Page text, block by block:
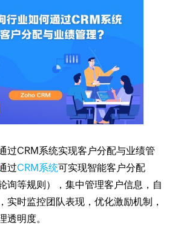
过CRM系统实现客户分配与业绩管
过CRM系统可实现智能客户分配
询等规则），集中管理客户信息，自
实时监控团队表现，优化激励机制，
透明度。